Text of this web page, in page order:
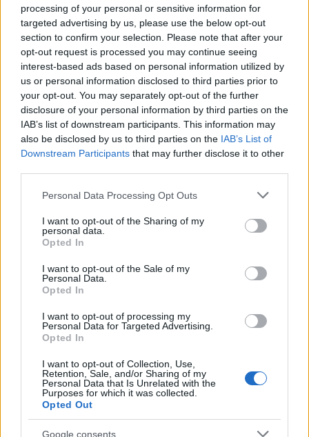
processing of your personal or sensitive information for
targeted advertising by us, please use the below opt-out
section to confirm your selection. Please note that after your
opt-out request is processed you may continue seeing
interest-based ads based on personal information utilized by
us or personal information disclosed to third parties prior to
your opt-out. You may separately opt-out of the further
disclosure of your personal information by third parties on the
IAB’s list of downstream participants. This information may
also be disclosed by us to third parties on the IAB’s List of
Downstream Participants that may further disclose it to other
Please note that this website/app uses one or more Google
not limited to your visit or usage behaviour. You may click to
grant or deny consent to Google and its third-party tags to
use your data for below specified purposes in below Google
consent section.
Personal Data Processing Opt Outs
I want to opt-out of the Sharing of my
personal data.
Opted In
I want to opt-out of the Sale of my
Personal Data.
Opted In
I want to opt-out of processing my
Personal Data for Targeted Advertising.
Opted In
I want to opt-out of Collection, Use,
Retention, Sale, and/or Sharing of my
Personal Data that Is Unrelated with the
Purposes for which it was collected.
Opted Out
Google consents
Személyre szabott képzés: ez a generáció nemcsak
igényli, de el is várja, hogy ne egyenképzést kapjon,
hanem alkalmazkodjunk az egyéni igényekhez. Az e-
learningen keresztül ez már most is megvalósul,
hiszen akkor és ott ül le tanulni, amikor akar, annyit
és úgy tanul, amennyire szüksége van, de a
differenciálásra még további lehetőségek is nyílnak.
Másrészt ezt az igényt az eleve személyre szólóan
szervezett gyakorlati vezetési órák és szimulátoros
foglalkozások során is figyelembe kell venni.
generációnak a tagjai az interaktív
kommunikációban hisznek és kifejezetten igénylik a
visszajelzést és megerősítést, ezért amennyire csak
lehetséges, folyamatos visszajelzéssel, értékeléssel
segítsük tanulásukat.
„A közlekedés fejlődése a teljes társadalomra és
gazdaságra, ezen belül a személy- és teherszállításra és
csak tovább erősödhet. A fejlődés iránya egyértelmű, a
hatóságoknak és a képzőszerveknek pedig ezzel lépést
kell tartaniuk. Az autósiskolák számára a feladat nem
kevesebb, mint hogy újra kell gondolniuk a közúti